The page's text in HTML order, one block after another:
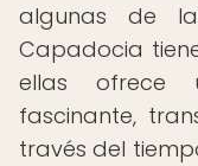
algunas de
Capadocia
ellas ofrece
fascinante,
través del